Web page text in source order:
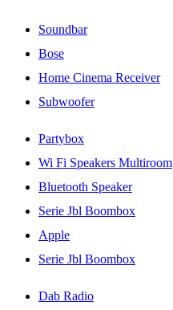
Soundbar
Bose
Home Cinema Receiver
Subwoofer
Partybox
Wi Fi Speakers Multiroom
Bluetooth Speaker
Serie Jbl Boombox
Apple
Serie Jbl Boombox
Dab Radio